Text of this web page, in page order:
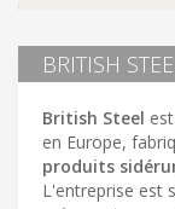
BRITISH
British Steel
en Europe,
produits
L'entreprise est